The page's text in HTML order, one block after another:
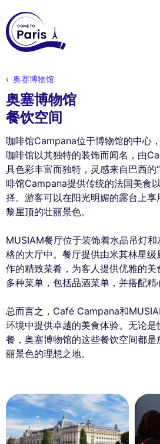
奥赛博物馆
奥塞博物馆
餐饮空间
咖啡馆Campana位于博物馆的中心
咖啡馆以其独特的装饰而闻名，由
具色彩丰富而独特，灵感来自巴西的
啡馆Campana提供传统的法国美食
择。游客可以在阳光明媚的露台上
黎屋顶的壮丽景色。
MUSIAM餐厅位于装饰着水晶吊灯
格的大厅中。餐厅提供由米其林星
作的精致菜肴，为客人提供优雅的
多种菜单，包括品酒菜单，并搭配精
总而言之，Café Campana和
环境中提供卓越的美食体验。无论
餐，奥塞博物馆的这些餐饮空间都
丽景色的理想之地。